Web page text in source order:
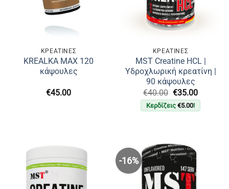
ΚΡΕΑΤΙΝΕΣ
KREALKA MAX 120
κάψουλες
€45.00
ΚΡΕΑΤΙΝΕΣ
MST Creatine HCL |
Υδροχλωρική κρεατίνη |
90 κάψουλες
€40.00 Original
price
was:
€35.00Η
τιμή
Κερδίζεις €5.00!
-16%